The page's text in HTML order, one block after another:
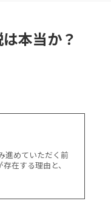
本当か？
進めていただく前
在する理由と、